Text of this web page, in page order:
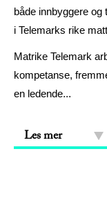
både innbyggere
i Telemarks rike
Matrike Telemark
kompetanse,
en ledende...
Les mer